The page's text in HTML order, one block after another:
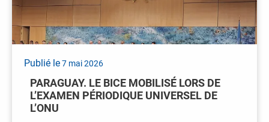
Publié le7 mai 2026
PARAGUAY. LE BICE MOBILISÉ LORS DE
L’EXAMEN PÉRIODIQUE UNIVERSEL DE
L’ONU